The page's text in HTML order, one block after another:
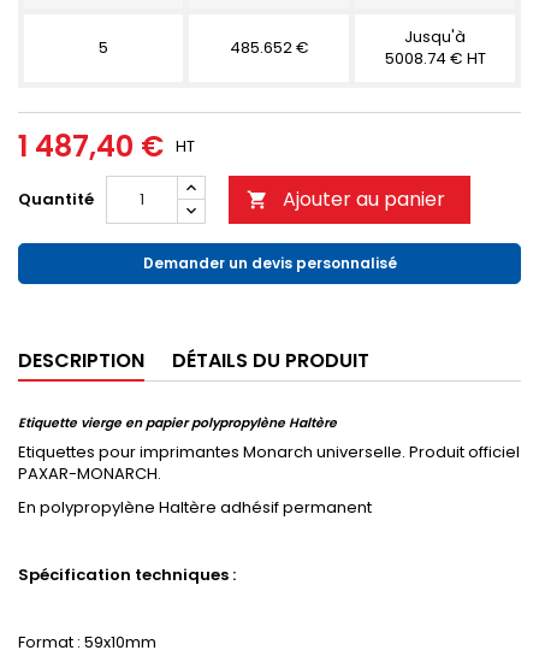
5 485.652 €
Jusqu'à
5008.74 € HT
1 487,40 € HT
Quantité  Ajouter au panier
Demander un devis personnalisé
DESCRIPTION DÉTAILS DU PRODUIT
Etiquette vierge en papier polypropylène Haltère
Etiquettes pour imprimantes Monarch universelle. Produit officiel
PAXAR-MONARCH.
En polypropylène Haltère adhésif permanent
Spécification techniques :
Format : 59x10mm